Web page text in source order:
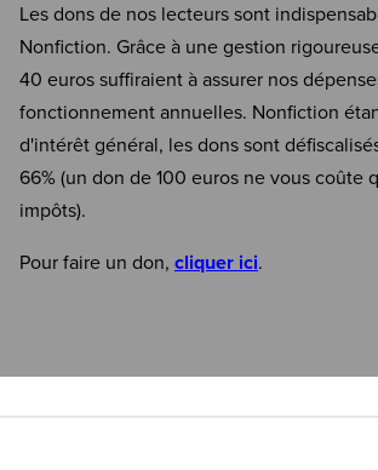
Les dons de nos lecteurs sont
Nonfiction. Grâce à une gestion
40 euros suffiraient à assurer nos
fonctionnement annuelles. Nonfiction
d'intérêt général, les dons sont
66% (un don de 100 euros ne vous coûte
impôts).
Pour faire un don, cliquer ici.